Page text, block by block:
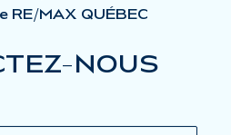
RE/MAX QUÉBEC
NOUS